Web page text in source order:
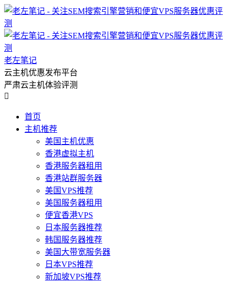
老左笔记
云主机优惠发布平台
严肃云主机体验评测

首页
主机推荐
美国主机优惠
香港虚拟主机
香港服务器租用
香港站群服务器
美国VPS推荐
美国服务器租用
便宜香港VPS
日本服务器推荐
韩国服务器推荐
美国大带宽服务器
日本VPS推荐
新加坡VPS推荐